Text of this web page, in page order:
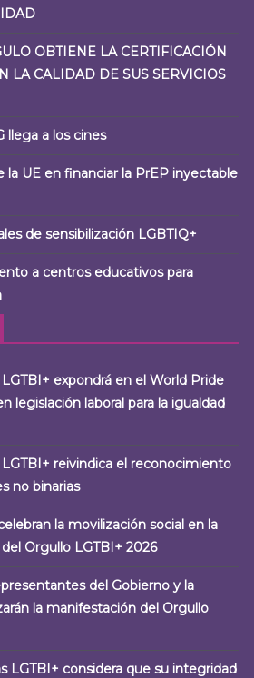
OBTIENE LA CERTIFICACIÓN
LA CALIDAD DE SUS SERVICIOS
llega a los cines
la UE en financiar la PrEP inyectable
de sensibilización LGBTIQ+
a centros educativos para
expondrá en el World Pride
legislación laboral para la igualdad
reivindica el reconocimiento
no binarias
la movilización social en la
Orgullo LGTBI+ 2026
del Gobierno y la
la manifestación del Orgullo
LGTBI+ considera que su integridad